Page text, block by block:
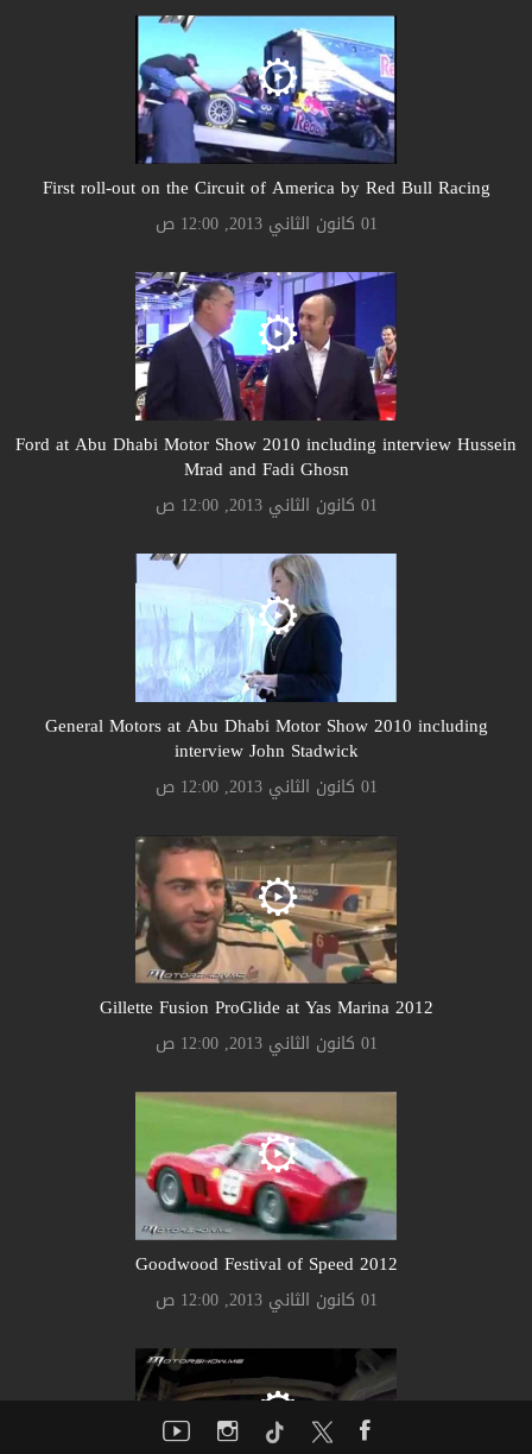
First roll-out on the Circuit of America by Red Bull Racing
01 كانون الثاني 2013, 12:00 ص
Ford at Abu Dhabi Motor Show 2010 including interview Hussein
Mrad and Fadi Ghosn
01 كانون الثاني 2013, 12:00 ص
General Motors at Abu Dhabi Motor Show 2010 including
interview John Stadwick
01 كانون الثاني 2013, 12:00 ص
Gillette Fusion ProGlide at Yas Marina 2012
01 كانون الثاني 2013, 12:00 ص
Goodwood Festival of Speed 2012
01 كانون الثاني 2013, 12:00 ص